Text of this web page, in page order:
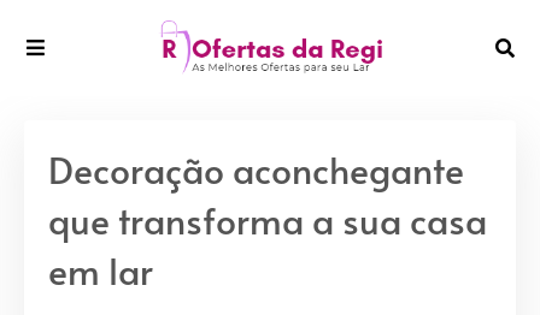
Decoração aconchegante
que transforma a sua casa
em lar